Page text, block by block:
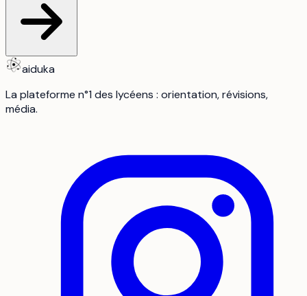
aiduka
La plateforme n°1 des lycéens : orientation, révisions,
média.